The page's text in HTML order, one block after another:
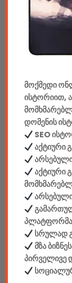
აუდიო &
ელემენტები
კაბელები &
დისკები
ჩანთები
სეიფები
E-mobility
მოქმედი
ისტორიით,
დომენის
SEO
აქტიური
აქტიური
პლატფორმა
სრულად
მზა
პირველივე